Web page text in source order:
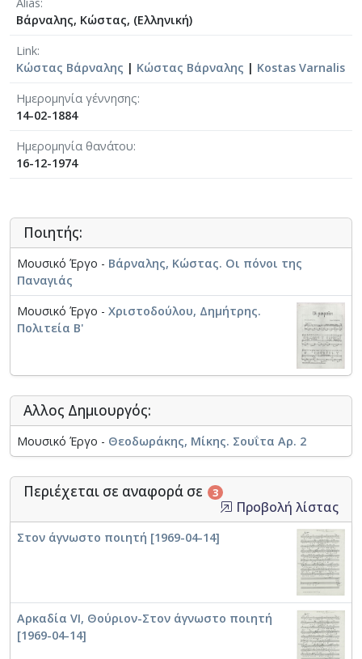
Βάρναλης, Κώστας, (Ελληνική)
Link
Κώστας Βάρναλης | Κώστας Βάρναλης | Kostas Varnalis
Ημερομηνία γέννησης
14-02-1884
Ημερομηνία θανάτου
16-12-1974
Ποιητής:
Μουσικό Έργο - Βάρναλης, Κώστας. Οι πόνοι της
Παναγιάς
Μουσικό Έργο - Χριστοδούλου, Δημήτρης.
Πολιτεία Β'
Αλλος Δημιουργός:
Μουσικό Έργο - Θεοδωράκης, Μίκης. Σουΐτα Αρ. 2
Περιέχεται σε αναφορά σε 3
Προβολή λίστας
Στον άγνωστο ποιητή [1969-04-14]
Αρκαδία VI, Θούριον-Στον άγνωστο ποιητή
[1969-04-14]